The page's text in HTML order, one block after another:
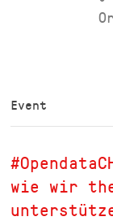
Event
wie wir